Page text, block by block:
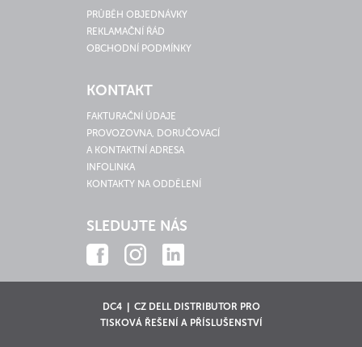
PRŮBĚH OBJEDNÁVKY
REKLAMAČNÍ ŘÁD
OBCHODNÍ PODMÍNKY
KONTAKT
FAKTURAČNÍ ÚDAJE
PROVOZOVNA, DORUČOVACÍ
A KONTAKTNÍ ADRESA
INFOLINKA
KONTAKTY NA ODDĚLENÍ
SLEDUJTE NÁS
DC4 | CZ DELL DISTRIBUTOR PRO
TISKOVÁ ŘEŠENÍ A PŘÍSLUŠENSTVÍ